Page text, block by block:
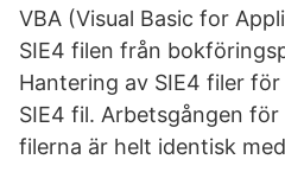
VBA (Visual Basic for
SIE4 filen från
Hantering av SIE4 filer
SIE4 fil. Arbetsgången
filerna är helt identisk